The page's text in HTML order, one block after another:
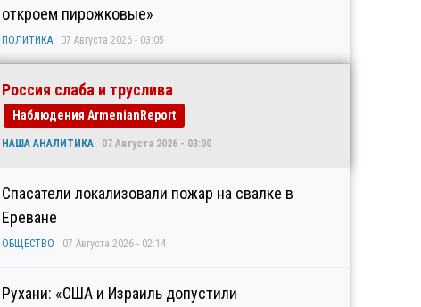
откроем пирожковые»
ПОЛИТИКА 07 Августа 2026 - 03:05
Россия слаба и труслива
Наблюдения ArmenianReport
НАША АНАЛИТИКА 07 Августа 2026 - 03:00
Спасатели локализовали пожар на свалке в
Ереване
ОБЩЕСТВО 07 Августа 2026 - 02:14
Рухани: «США и Израиль допустили